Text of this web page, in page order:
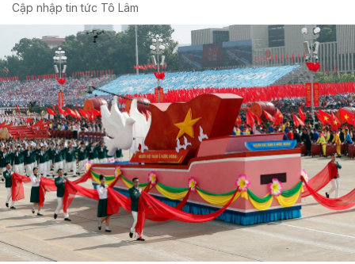
Cập nhập tin tức Tô Lâm